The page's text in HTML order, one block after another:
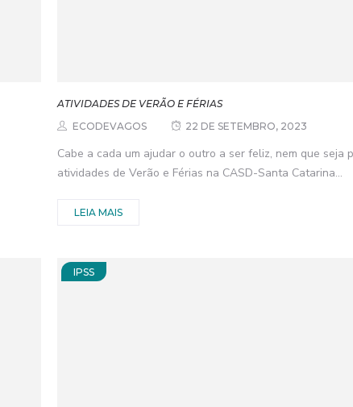
ATIVIDADES DE VERÃO E FÉRIAS
ECODEVAGOS
22 DE SETEMBRO, 2023
Cabe a cada um ajudar o outro a ser feliz, nem que seja
atividades de Verão e Férias na CASD-Santa Catarina...
LEIA MAIS
IPSS